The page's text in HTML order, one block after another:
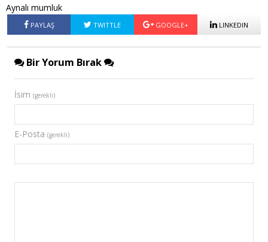
Aynalı mumluk
PAYLAŞ TWITTLE GOOGLE+ LINKEDIN
Bir Yorum Bırak
İsim (gerekli)
E-Posta (gerekli)